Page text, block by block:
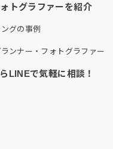
トグラファーを紹介
グの事例
ンナー・フォトグラファー
LINEで気軽に相談！